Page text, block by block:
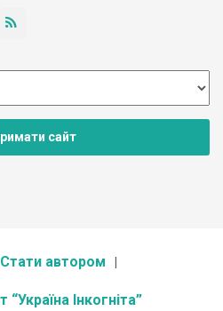
сайт
Стати автором
Інкогніта”